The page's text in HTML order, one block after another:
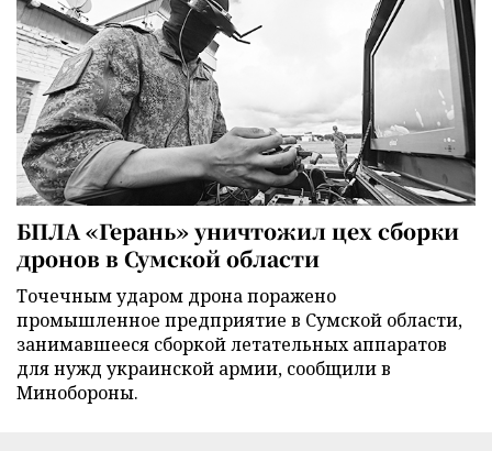
БПЛА «Герань» уничтожил цех сборки
дронов в Сумской области
Точечным ударом дрона поражено
промышленное предприятие в Сумской области,
занимавшееся сборкой летательных аппаратов
для нужд украинской армии, сообщили в
Минобороны.